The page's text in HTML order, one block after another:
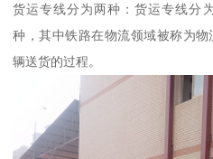
货运专线分为两种：货运专线分
种，其中铁路在物流领域被称为
辆送货的过程。